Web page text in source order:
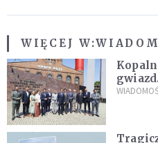
WIĘCEJ W: